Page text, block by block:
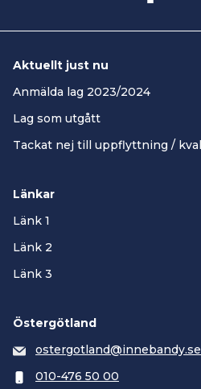
Aktuellt just nu
Anmälda lag 2023/2024
Lag som utgått
Tackat nej till uppflyttning / kval
Länkar
Länk 1
Länk 2
Länk 3
Östergötland
ostergotland@innebandy.se
010-476 50 00